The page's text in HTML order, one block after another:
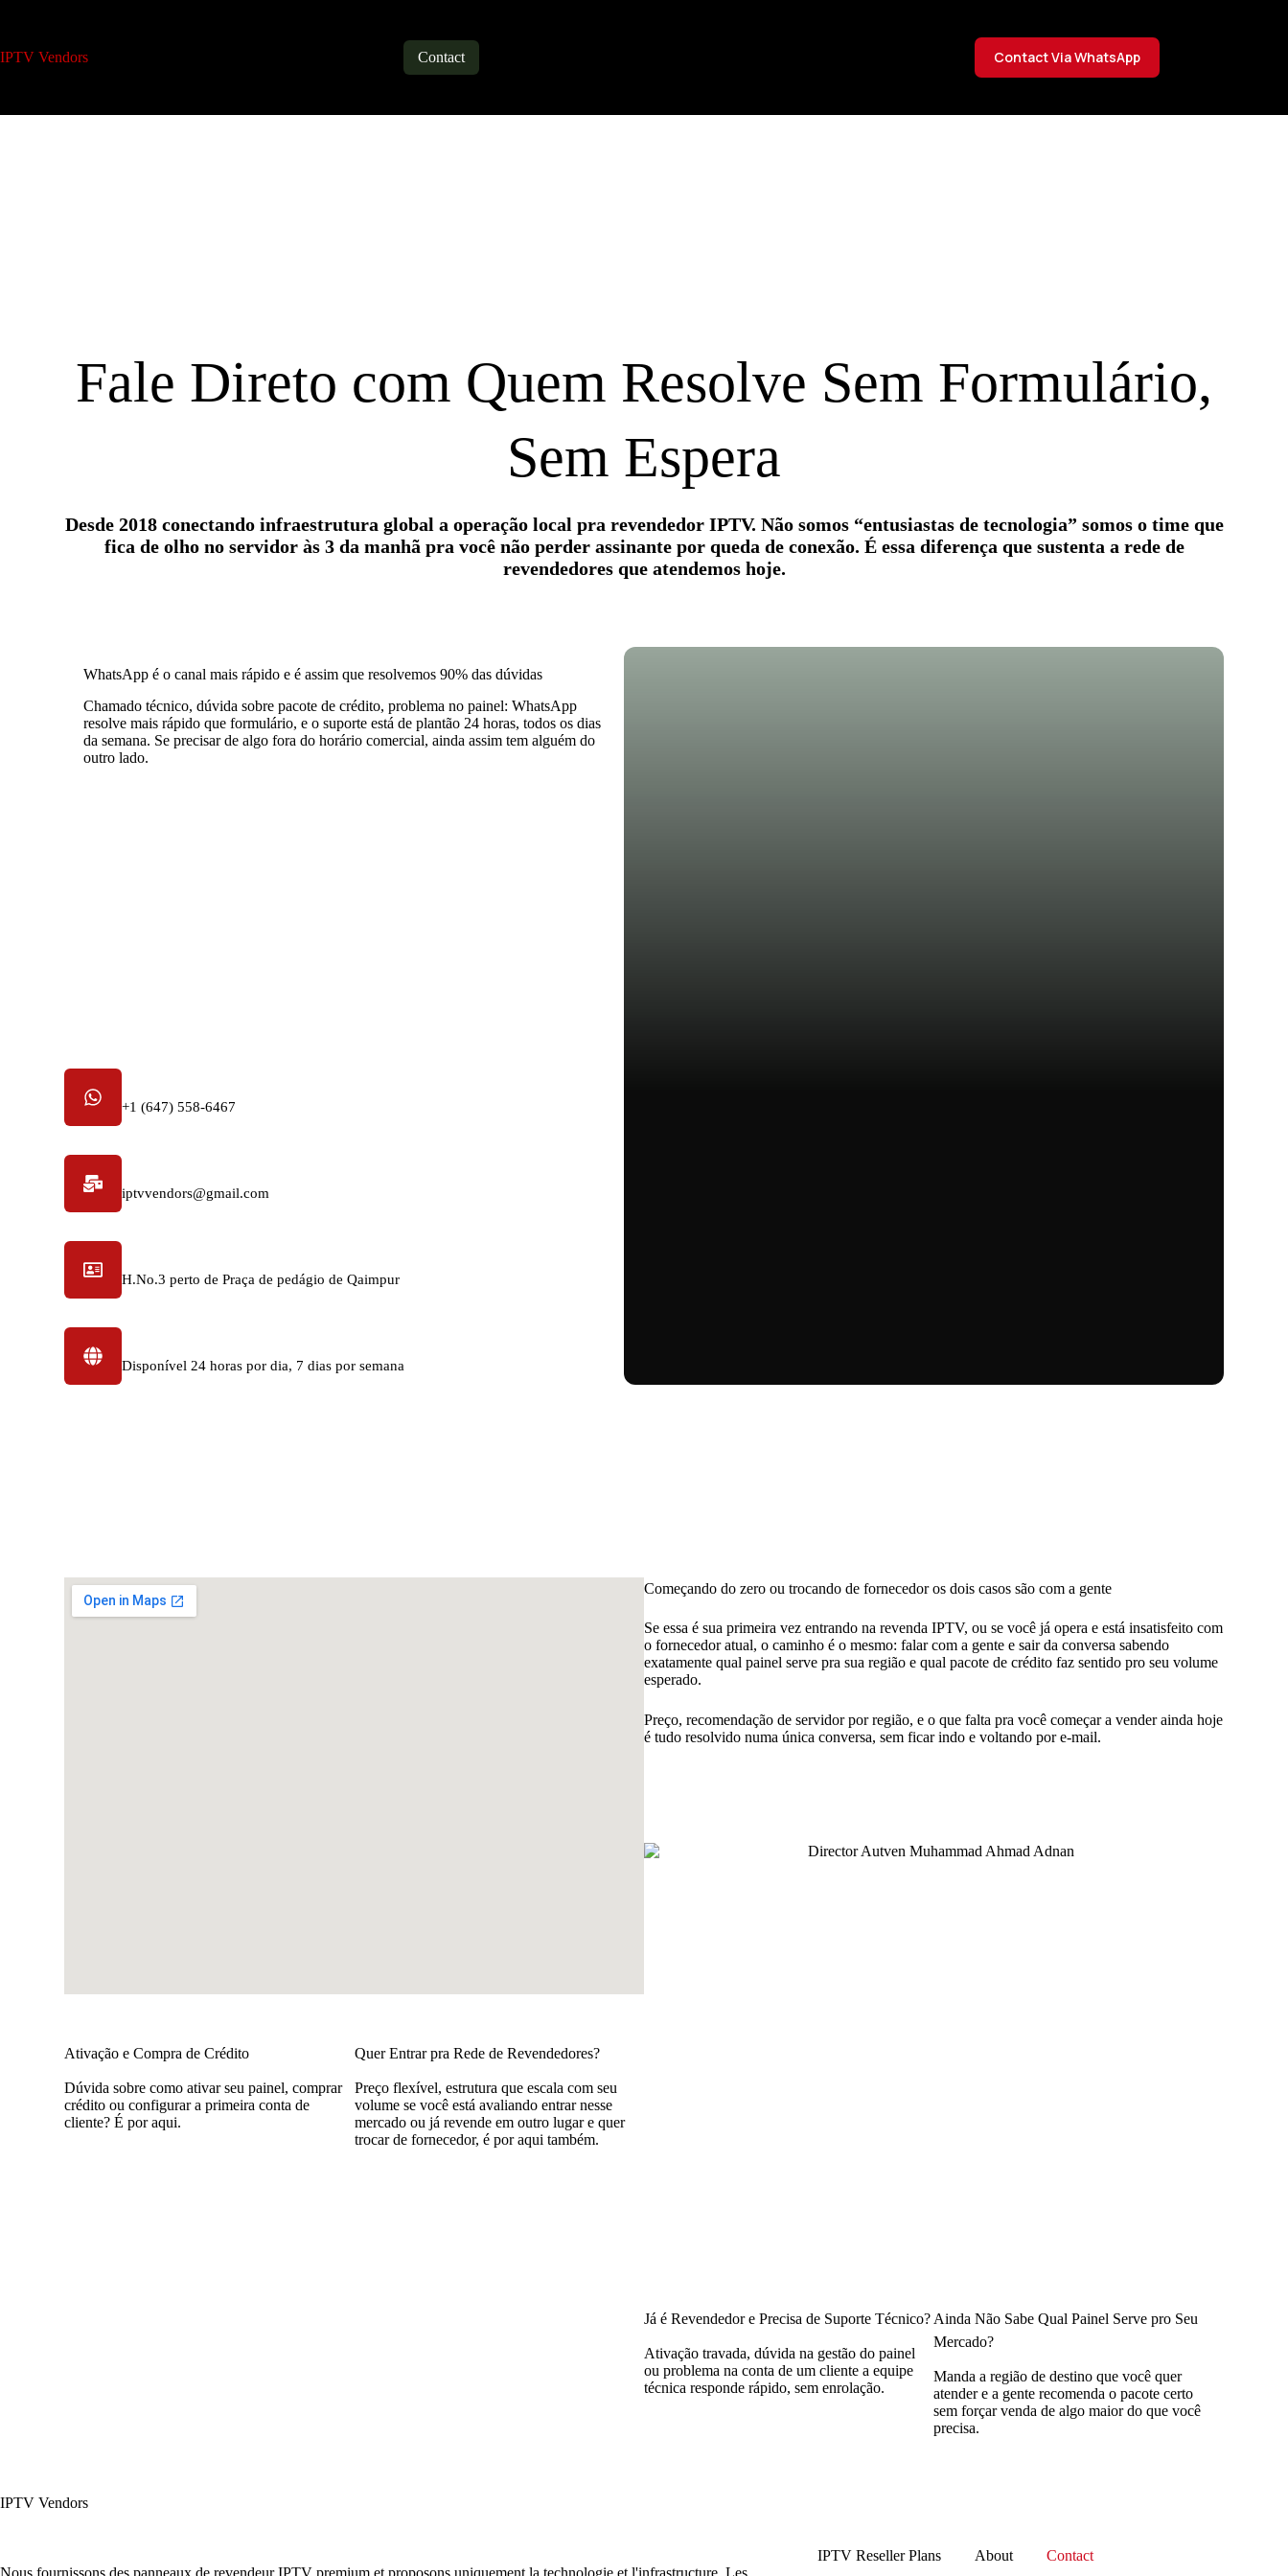
IPTV Vendors Contact Contact Via WhatsApp
Fale Direto com Quem Resolve Sem Formulário,
Sem Espera
Desde 2018 conectando infraestrutura global a operação local pra revendedor IPTV. Não somos “entusiastas de tecnologia” somos o time que
fica de olho no servidor às 3 da manhã pra você não perder assinante por queda de conexão. É essa diferença que sustenta a rede de
revendedores que atendemos hoje.
WhatsApp é o canal mais rápido e é assim que resolvemos 90% das dúvidas
Chamado técnico, dúvida sobre pacote de crédito, problema no painel: WhatsApp
resolve mais rápido que formulário, e o suporte está de plantão 24 horas, todos os dias
da semana. Se precisar de algo fora do horário comercial, ainda assim tem alguém do
outro lado.
+1 (647) 558-6467
iptvvendors@gmail.com
H.No.3 perto de Praça de pedágio de Qaimpur
Disponível 24 horas por dia, 7 dias por semana
Ativação e Compra de Crédito
Dúvida sobre como ativar seu painel, comprar
crédito ou configurar a primeira conta de
cliente? É por aqui.
Quer Entrar pra Rede de Revendedores?
Preço flexível, estrutura que escala com seu
volume se você está avaliando entrar nesse
mercado ou já revende em outro lugar e quer
trocar de fornecedor, é por aqui também.
Começando do zero ou trocando de fornecedor os dois casos são com a gente
Se essa é sua primeira vez entrando na revenda IPTV, ou se você já opera e está insatisfeito com
o fornecedor atual, o caminho é o mesmo: falar com a gente e sair da conversa sabendo
exatamente qual painel serve pra sua região e qual pacote de crédito faz sentido pro seu volume
esperado.
Preço, recomendação de servidor por região, e o que falta pra você começar a vender ainda hoje
é tudo resolvido numa única conversa, sem ficar indo e voltando por e-mail.
Já é Revendedor e Precisa de Suporte Técnico?
Ativação travada, dúvida na gestão do painel
ou problema na conta de um cliente a equipe
técnica responde rápido, sem enrolação.
Ainda Não Sabe Qual Painel Serve pro Seu
Mercado?
Manda a região de destino que você quer
atender e a gente recomenda o pacote certo
sem forçar venda de algo maior do que você
precisa.
IPTV Vendors
Nous fournissons des panneaux de revendeur IPTV premium et proposons uniquement la technologie et l'infrastructure. Les
IPTV Reseller Plans About Contact